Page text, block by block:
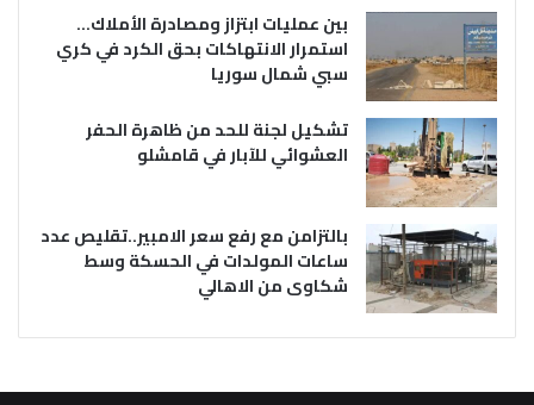
بين عمليات ابتزاز ومصادرة الأملاك…
استمرار الانتهاكات بحق الكرد في كري
سبي شمال سوريا
تشكيل لجنة للحد من ظاهرة الحفر
العشوائي للآبار في قامشلو
بالتزامن مع رفع سعر الامبير..تقليص عدد
ساعات المولدات في الحسكة وسط
شكاوى من الاهالي